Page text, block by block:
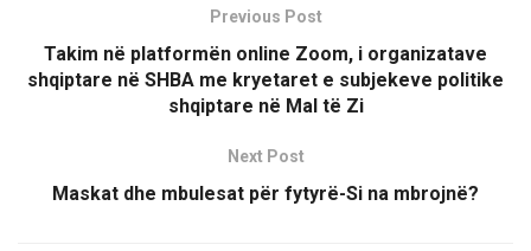
Previous Post
Takim në platformën online Zoom, i organizatave
shqiptare në SHBA me kryetaret e subjekeve politike
shqiptare në Mal të Zi
Next Post
Maskat dhe mbulesat për fytyrë-Si na mbrojnë?